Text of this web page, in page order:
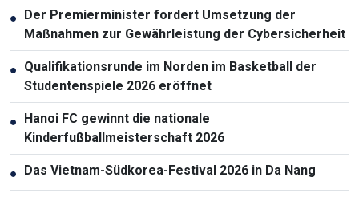
● Der Premierminister fordert Umsetzung der
Maßnahmen zur Gewährleistung der Cybersicherheit
● Qualifikationsrunde im Norden im Basketball der
Studentenspiele 2026 eröffnet
● Hanoi FC gewinnt die nationale
Kinderfußballmeisterschaft 2026
● Das Vietnam-Südkorea-Festival 2026 in Da Nang